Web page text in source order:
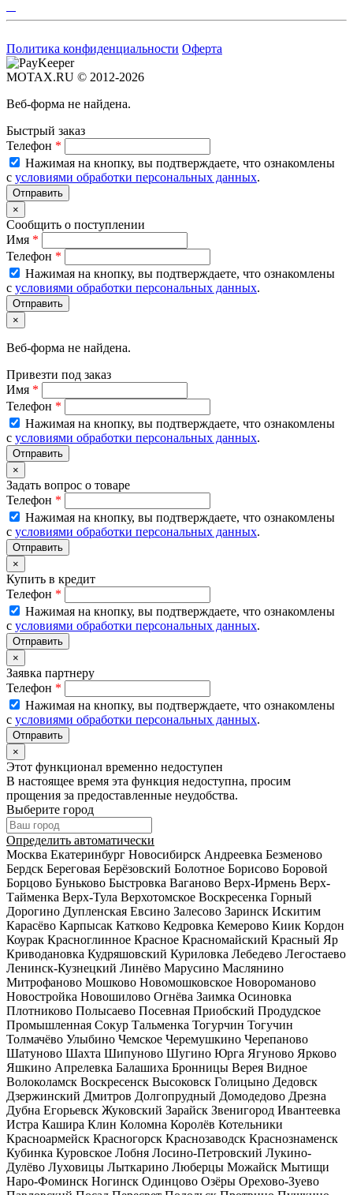
Политика конфиденциальности Оферта
MOTAX.RU © 2012-2026
Веб-форма не найдена.
Быстрый заказ
Телефон *
Нажимая на кнопку, вы подтверждаете, что ознакомлены
с условиями обработки персональных данных.
×
Сообщить о поступлении
Имя *
Телефон *
Нажимая на кнопку, вы подтверждаете, что ознакомлены
с условиями обработки персональных данных.
×
Веб-форма не найдена.
Привезти под заказ
Имя *
Телефон *
Нажимая на кнопку, вы подтверждаете, что ознакомлены
с условиями обработки персональных данных.
×
Задать вопрос о товаре
Телефон *
Нажимая на кнопку, вы подтверждаете, что ознакомлены
с условиями обработки персональных данных.
×
Купить в кредит
Телефон *
Нажимая на кнопку, вы подтверждаете, что ознакомлены
с условиями обработки персональных данных.
×
Заявка партнеру
Телефон *
Нажимая на кнопку, вы подтверждаете, что ознакомлены
с условиями обработки персональных данных.
×
Этот функционал временно недоступен
В настоящее время эта функция недоступна, просим
прощения за предоставленные неудобства.
Выберите город
Определить автоматически
Москва Екатеринбург Новосибирск Андреевка Безменово
Бердск Береговая Берёзовский Болотное Борисово Боровой
Борцово Буньково Быстровка Ваганово Верх-Ирмень Верх-
Тайменка Верх-Тула Верхотомское Воскресенка Горный
Дорогино Дупленская Евсино Залесово Заринск Искитим
Карасёво Карпысак Катково Кедровка Кемерово Киик Кордон
Коурак Красноглинное Красное Красномайский Красный Яр
Криводановка Кудряшовский Куриловка Лебедево Легостаево
Ленинск-Кузнецкий Линёво Марусино Маслянино
Митрофаново Мошково Новомошковское Новороманово
Новостройка Новошилово Огнёва Заимка Осиновка
Плотниково Полысаево Посевная Приобский Продудское
Промышленная Сокур Тальменка Тогурчин Тогучин
Толмачёво Улыбино Чемское Черемушкино Черепаново
Шатуново Шахта Шипуново Шугино Юрга Ягуново Ярково
Яшкино Апрелевка Балашиха Бронницы Верея Видное
Волоколамск Воскресенск Высоковск Голицыно Дедовск
Дзержинский Дмитров Долгопрудный Домодедово Дрезна
Дубна Егорьевск Жуковский Зарайск Звенигород Ивантеевка
Истра Кашира Клин Коломна Королёв Котельники
Красноармейск Красногорск Краснозаводск Краснознаменск
Кубинка Куровское Лобня Лосино-Петровский Лукино-
Дулёво Луховицы Лыткарино Люберцы Можайск Мытищи
Наро-Фоминск Ногинск Одинцово Озёры Орехово-Зуево